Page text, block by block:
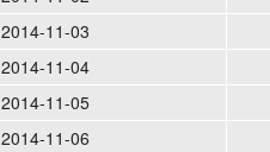
2014-11-03
2014-11-04
2014-11-05
2014-11-06